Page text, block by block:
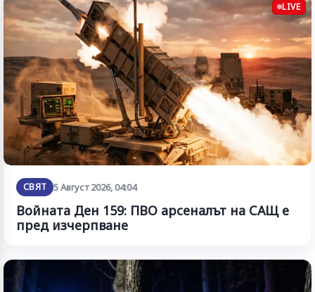
LIVE
СВЯТ 5 Август 2026, 04:04
Войната Ден 159: ПВО арсеналът на САЩ е
пред изчерпване